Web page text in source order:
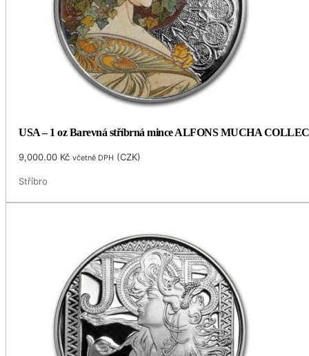
USA – 1 oz Barevná stříbrná mince ALFONS MUCHA
9,000.00 Kč včetně DPH (CZK)
Stříbro